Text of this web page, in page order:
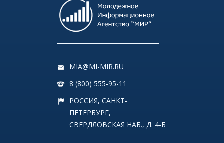
MIA@MI-MIR.RU
8 (800) 555-95-11
РОССИЯ, САНКТ-
ПЕТЕРБУРГ,
СВЕРДЛОВСКАЯ НАБ., Д. 4-Б